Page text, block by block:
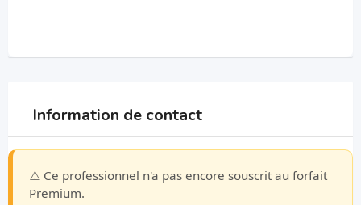
Information de contact
⚠️ Ce professionnel n'a pas encore souscrit au forfait
Premium.